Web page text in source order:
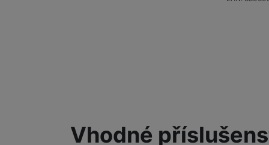
Vhodné